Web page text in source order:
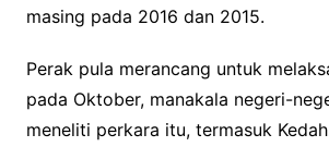
masing pada 2016 dan 2015.
Perak pula merancang untuk
pada Oktober, manakala negeri-
meneliti perkara itu, termasuk